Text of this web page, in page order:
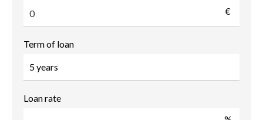
€
Term of loan
Loan rate